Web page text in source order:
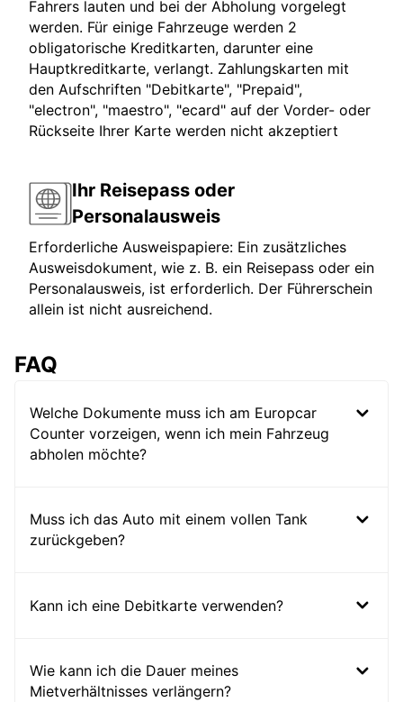
Fahrers lauten und bei der Abholung vorgelegt
werden. Für einige Fahrzeuge werden 2
obligatorische Kreditkarten, darunter eine
Hauptkreditkarte, verlangt. Zahlungskarten mit
den Aufschriften "Debitkarte", "Prepaid",
"electron", "maestro", "ecard" auf der Vorder- oder
Rückseite Ihrer Karte werden nicht akzeptiert
Ihr Reisepass oder
Personalausweis
Erforderliche Ausweispapiere: Ein zusätzliches
Ausweisdokument, wie z. B. ein Reisepass oder ein
Personalausweis, ist erforderlich. Der Führerschein
allein ist nicht ausreichend.
FAQ
Welche Dokumente muss ich am Europcar
Counter vorzeigen, wenn ich mein Fahrzeug
abholen möchte?
Muss ich das Auto mit einem vollen Tank
zurückgeben?
Kann ich eine Debitkarte verwenden?
Wie kann ich die Dauer meines
Mietverhältnisses verlängern?